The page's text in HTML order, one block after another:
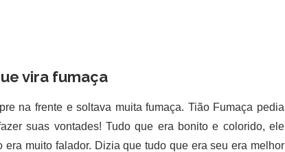
vira fumaça
na frente e soltava muita fumaça. Tião Fumaça pedia
suas vontades! Tudo que era bonito e colorido, ele
muito falador. Dizia que tudo que era seu era melhor